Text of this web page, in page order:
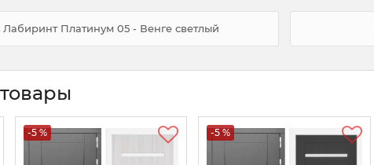
Платинум 05 - Венге светлый
-5 % -5 %